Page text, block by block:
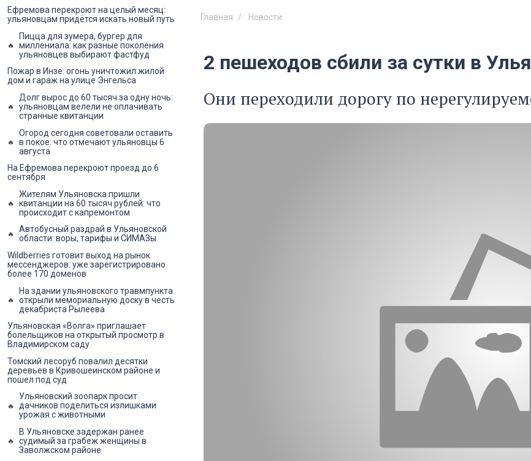
Главная Новости
2 пешеходов сбили за сутки в
Они переходили дорогу по
Ефремова перекроют на целый месяц:
ульяновцам придётся искать новый путь
Пицца для зумера, бургер для
миллениала: как разные поколения
ульяновцев выбирают фастфуд
Пожар в Инзе: огонь уничтожил жилой
дом и гараж на улице Энгельса
Долг вырос до 60 тысяч за одну ночь:
ульяновцам велели не оплачивать
странные квитанции
Огород сегодня советовали оставить
в покое: что отмечают ульяновцы 6
августа
На Ефремова перекроют проезд до 6
сентября
Жителям Ульяновска пришли
квитанции на 60 тысяч рублей: что
происходит с капремонтом
Автобусный раздрай в Ульяновской
области: воры, тарифы и СИМАЗы
Wildberries готовит выход на рынок
мессенджеров: уже зарегистрировано
более 170 доменов
На здании ульяновского травмпункта
открыли мемориальную доску в честь
декабриста Рылеева
Ульяновская «Волга» приглашает
болельщиков на открытый просмотр в
Владимирском саду
Томский лесоруб повалил десятки
деревьев в Кривошеинском районе и
пошел под суд
Ульяновский зоопарк просит
дачников поделиться излишками
урожая с животными
В Ульяновске задержан ранее
судимый за грабеж женщины в
Заволжском районе